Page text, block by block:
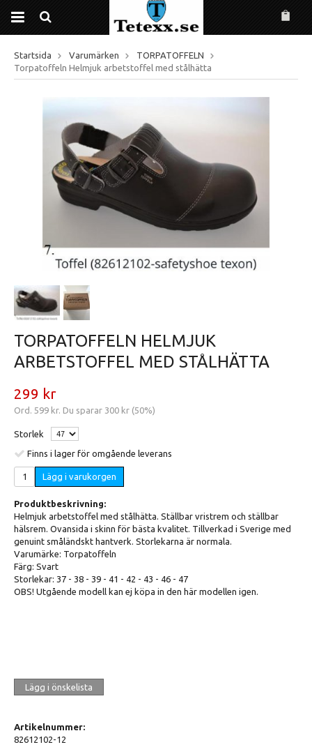
Startsida Varumärken
TORPATOFFELN
Torpatoffeln Helmjuk arbetstoffel med stålhätta
TORPATOFFELN HELMJUK
ARBETSTOFFEL MED STÅLHÄTTA
299 kr
Ord. 599 kr. Du sparar 300 kr (50%)
Storlek
Finns i lager för omgående leverans
Lägg i varukorgen
Produktbeskrivning:
Helmjuk arbetstoffel med stålhätta. Ställbar vristrem och ställbar
hälsrem. Ovansida i skinn för bästa kvalitet. Tillverkad i Sverige med
genuint småländskt hantverk. Storlekarna är normala.
Varumärke: Torpatoffeln
Färg: Svart
Storlekar: 37 - 38 - 39 - 41 - 42 - 43 - 46 - 47
OBS! Utgående modell kan ej köpa in den här modellen igen.
Lägg i önskelista
Artikelnummer:
82612102-12